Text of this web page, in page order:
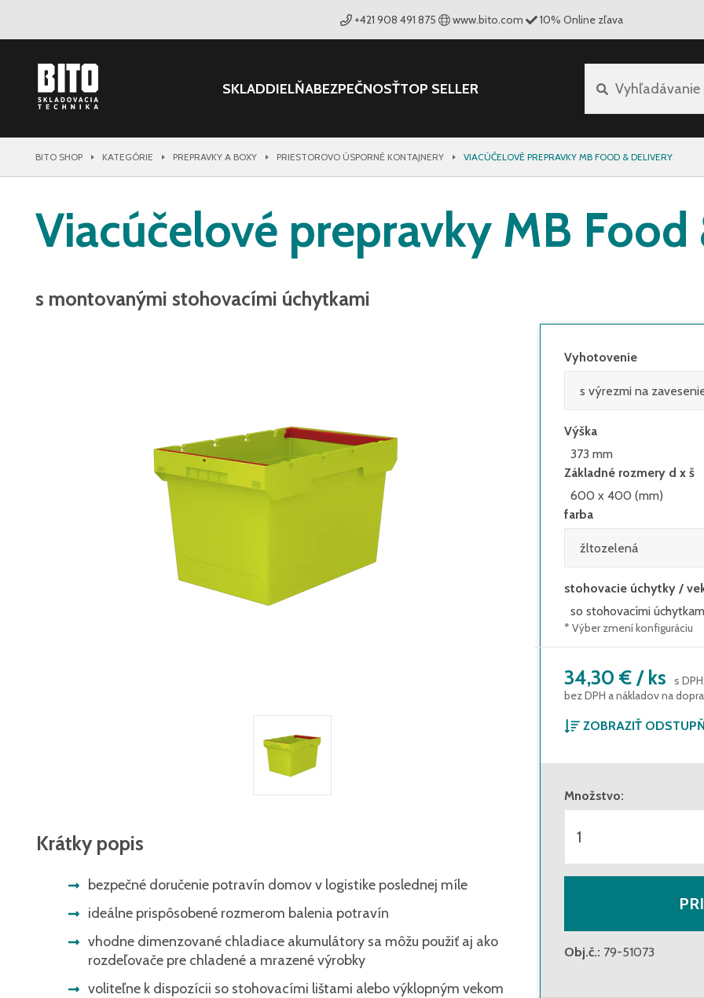
+421 908 491 875 www.bito.com 10% Online zľava
SKLADDIELŇABEZPEČNOSŤTOP SELLER
BITO SHOP KATEGÓRIE PREPRAVKY A BOXY PRIESTOROVO ÚSPORNÉ KONTAJNERY VIACÚČELOVÉ PREPRAVKY MB FOOD & DELIVERY
Viacúčelové prepravky MB
s montovanými stohovacími úchytkami
Krátky popis
bezpečné doručenie potravín domov v logistike poslednej míle
ideálne prispôsobené rozmerom balenia potravín
vhodne dimenzované chladiace akumulátory sa môžu použiť aj ako
rozdeľovače pre chladené a mrazené výrobky
voliteľne k dispozícii so stohovacími lištami alebo výklopným vekom
Vyhotovenie
Výška
373 mm
Základné rozmery d x š
600 x 400 (mm)
farba
stohovacie úchytky /
so stohovacími
* Výber zmení konfiguráciu
34,30 € / ks s DPH:
bez DPH a nákladov na
ZOBRAZIŤ
od 76 kusov
Množstvo:
Obj.č.: 79-51073